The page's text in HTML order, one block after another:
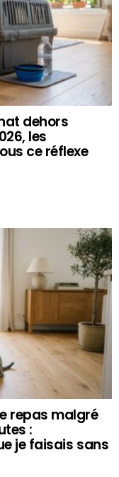
dehors
les
ce réflexe
repas malgré
:
je faisais sans